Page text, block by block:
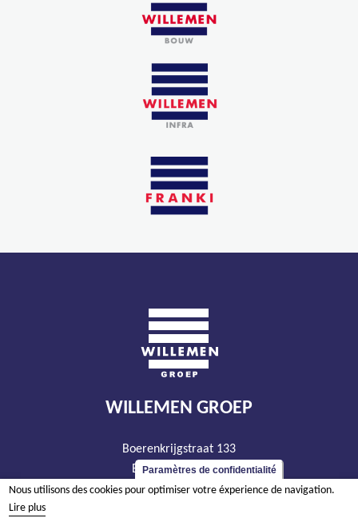
WILLEMEN GROEP
Boerenkrijgstraat 133
BE - 2800 Malines
tél +32 15 569 965
Paramètres de confidentialité
Nous utilisons des cookies pour optimiser votre éxperience de navigation.
Lire plus